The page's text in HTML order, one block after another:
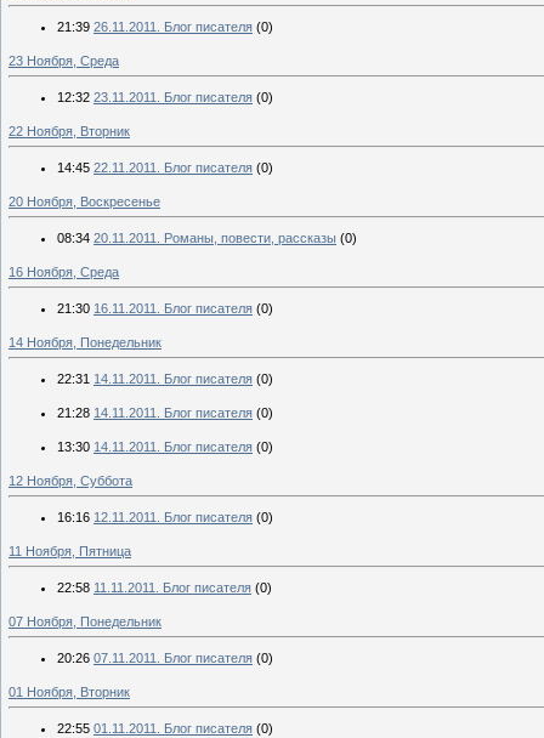
21:39 26.11.2011. Блог писателя (0)
23 Ноября, Среда
12:32 23.11.2011. Блог писателя (0)
22 Ноября, Вторник
14:45 22.11.2011. Блог писателя (0)
20 Ноября, Воскресенье
08:34 20.11.2011. Романы, повести, рассказы (0)
16 Ноября, Среда
21:30 16.11.2011. Блог писателя (0)
14 Ноября, Понедельник
22:31 14.11.2011. Блог писателя (0)
21:28 14.11.2011. Блог писателя (0)
13:30 14.11.2011. Блог писателя (0)
12 Ноября, Суббота
16:16 12.11.2011. Блог писателя (0)
11 Ноября, Пятница
22:58 11.11.2011. Блог писателя (0)
07 Ноября, Понедельник
20:26 07.11.2011. Блог писателя (0)
01 Ноября, Вторник
22:55 01.11.2011. Блог писателя (0)